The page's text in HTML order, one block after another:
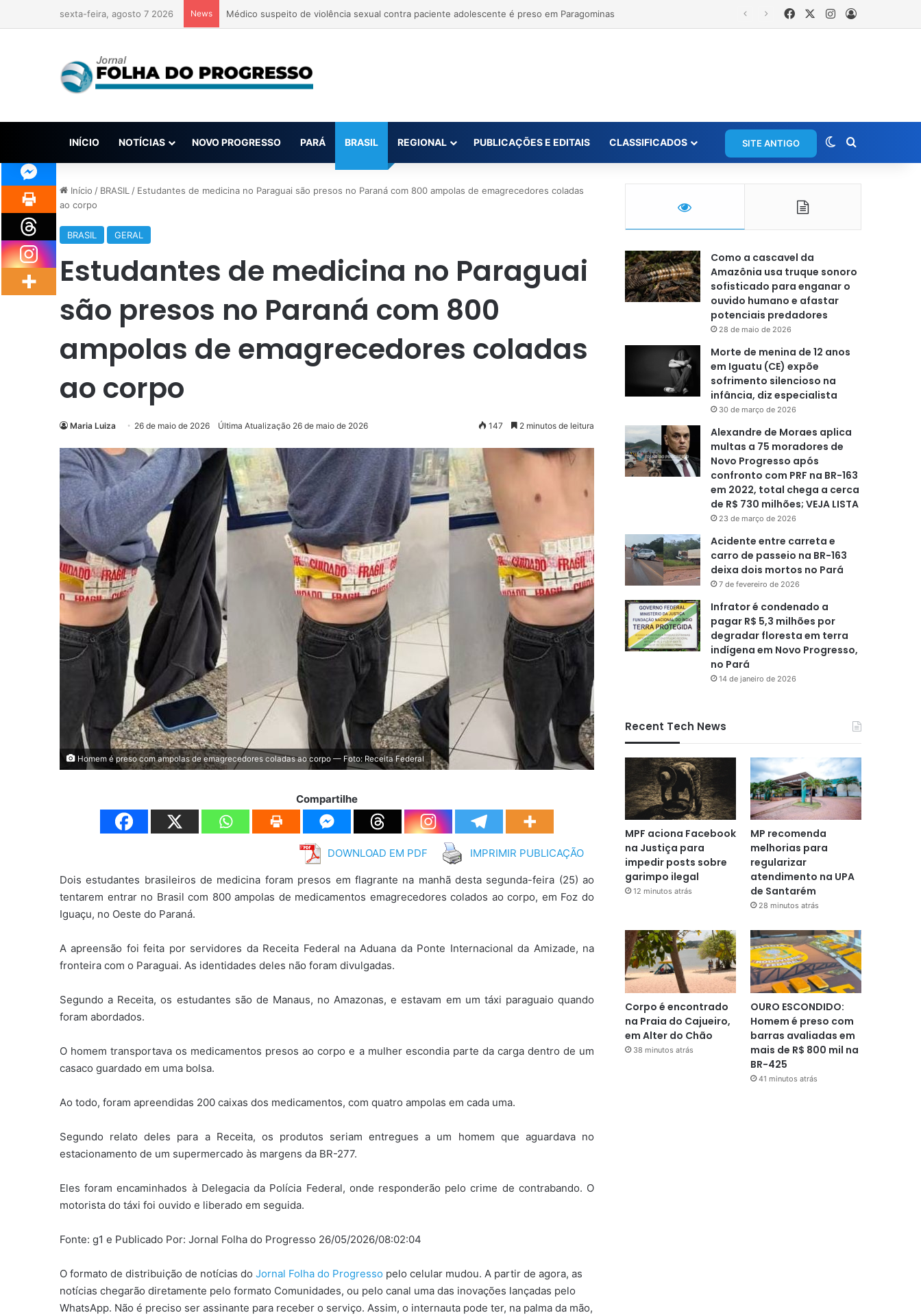
sexta-feira, agosto 7 2026 News MPF aciona Facebook na Justiça para impedir posts sobre garimpo ilegal FacebookInstagram
INÍCIO NOTÍCIAS NOVO PROGRESSO PARÁ BRASIL REGIONAL PUBLICAÇÕES E EDITAIS CLASSIFICADOS SITE ANTIGO Switch skin
Início / BRASIL / Estudantes de medicina no Paraguai são presos no Paraná com 800 ampolas de emagrecedores coladas
ao corpo
BRASIL GERAL
Estudantes de medicina no Paraguai
são presos no Paraná com 800
ampolas de emagrecedores coladas
ao corpo
Maria Luiza 26 de maio de 2026 Última Atualização 26 de maio de 2026 147 2 minutos de leitura
Homem é preso com ampolas de emagrecedores coladas ao corpo — Foto: Receita Federal
Compartilhe
DOWNLOAD EM PDF IMPRIMIR PUBLICAÇÃO
Dois estudantes brasileiros de medicina foram presos em flagrante na manhã desta segunda-feira (25) ao
tentarem entrar no Brasil com 800 ampolas de medicamentos emagrecedores colados ao corpo, em Foz do
Iguaçu, no Oeste do Paraná.
A apreensão foi feita por servidores da Receita Federal na Aduana da Ponte Internacional da Amizade, na
fronteira com o Paraguai. As identidades deles não foram divulgadas.
Segundo a Receita, os estudantes são de Manaus, no Amazonas, e estavam em um táxi paraguaio quando
foram abordados.
O homem transportava os medicamentos presos ao corpo e a mulher escondia parte da carga dentro de um
casaco guardado em uma bolsa.
Ao todo, foram apreendidas 200 caixas dos medicamentos, com quatro ampolas em cada uma.
Segundo relato deles para a Receita, os produtos seriam entregues a um homem que aguardava no
estacionamento de um supermercado às margens da BR-277.
Eles foram encaminhados à Delegacia da Polícia Federal, onde responderão pelo crime de contrabando. O
motorista do táxi foi ouvido e liberado em seguida.
Fonte: g1 e Publicado Por: Jornal Folha do Progresso 26/05/2026/08:02:04
O formato de distribuição de notícias do Jornal Folha do Progresso pelo celular mudou. A partir de agora, as
notícias chegarão diretamente pelo formato Comunidades, ou pelo canal uma das inovações lançadas pelo
WhatsApp. Não é preciso ser assinante para receber o serviço. Assim, o internauta pode ter, na palma da mão,
Como a cascavel da
Amazônia usa truque sonoro
sofisticado para enganar o
ouvido humano e afastar
potenciais predadores
28 de maio de 2026
Morte de menina de 12 anos
em Iguatu (CE) expõe
sofrimento silencioso na
infância, diz especialista
30 de março de 2026
Alexandre de Moraes aplica
multas a 75 moradores de
Novo Progresso após
confronto com PRF na BR-163
em 2022, total chega a cerca
de R$ 730 milhões; VEJA LISTA
23 de março de 2026
Acidente entre carreta e
carro de passeio na BR-163
deixa dois mortos no Pará
7 de fevereiro de 2026
Infrator é condenado a
pagar R$ 5,3 milhões por
degradar floresta em terra
indígena em Novo Progresso,
no Pará
14 de janeiro de 2026
Recent Tech News
MPF aciona Facebook
na Justiça para
impedir posts sobre
garimpo ilegal
12 minutos atrás
MP recomenda
melhorias para
regularizar
atendimento na UPA
de Santarém
28 minutos atrás
Corpo é encontrado
na Praia do Cajueiro,
em Alter do Chão
38 minutos atrás
OURO ESCONDIDO:
Homem é preso com
barras avaliadas em
mais de R$ 800 mil na
BR-425
41 minutos atrás